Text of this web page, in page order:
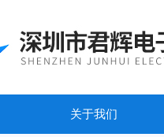
关于我们